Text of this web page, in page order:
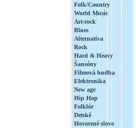
Folk/Country
World Music
Art-rock
Blues
Alternatíva
Rock
Hard & Heavy
Šansóny
Filmová hudba
Elektronika
New age
Hip Hop
Folklór
Detské
Hovorené slovo